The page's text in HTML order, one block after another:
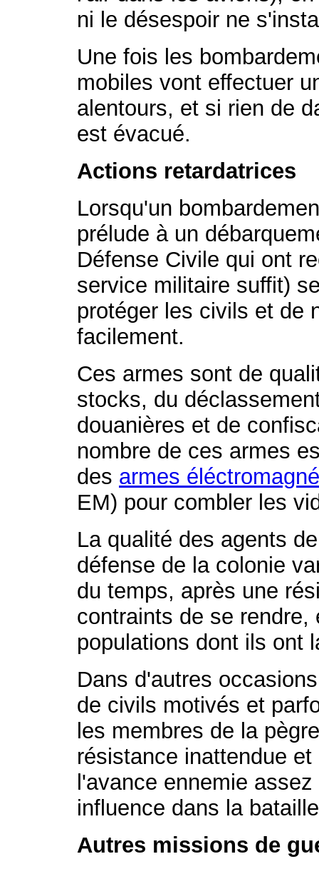
ni le désespoir ne
Une fois les
mobiles vont effectuer
alentours, et si rien de
est évacué.
Actions retardatrices
Lorsqu'un
prélude à un
Défense Civile qui ont
service militaire suffit)
protéger les civils et de
facilement.
Ces armes sont de
stocks, du
douanières et de
nombre de ces armes
des armes
EM) pour combler les
La qualité des agents
défense de la colonie
du temps, après une
contraints de se
populations dont ils ont
Dans d'autres
de civils motivés et
les membres de la
résistance inattendue
l'avance ennemie
influence dans la
Autres missions de